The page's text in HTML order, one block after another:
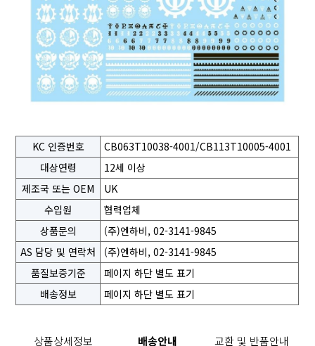
KC 인증번호
CB063T10038-4001/CB113T10005-4001
대상연령
12세 이상
제조국 또는 OEM
UK
수입원
협력업체
상품문의
(주)엔하비, 02-3141-9845
AS 담당 및 연락처
(주)엔하비, 02-3141-9845
품질보증기준
페이지 하단 별도 표기
배송정보
페이지 하단 별도 표기
상품상세정보 배송안내 교환 및 반품안내